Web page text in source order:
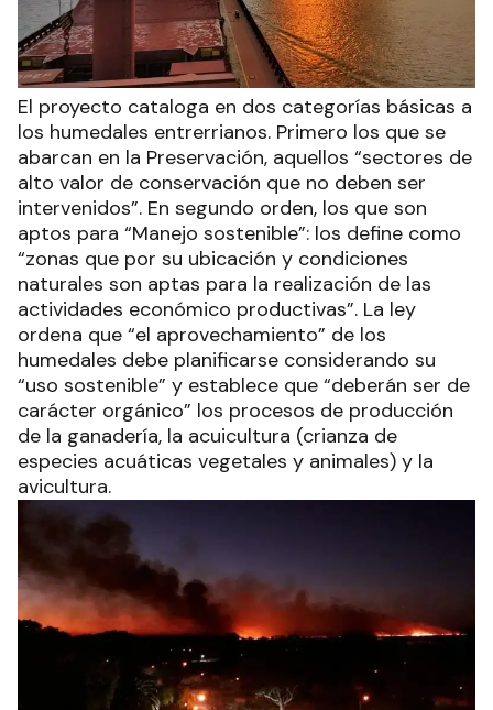
El proyecto cataloga en dos categorías básicas a
los humedales entrerrianos. Primero los que se
abarcan en la Preservación, aquellos “sectores de
alto valor de conservación que no deben ser
intervenidos”. En segundo orden, los que son
aptos para “Manejo sostenible”: los define como
“zonas que por su ubicación y condiciones
naturales son aptas para la realización de las
actividades económico productivas”. La ley
ordena que “el aprovechamiento” de los
humedales debe planificarse considerando su
“uso sostenible” y establece que “deberán ser de
carácter orgánico” los procesos de producción
de la ganadería, la acuicultura (crianza de
especies acuáticas vegetales y animales) y la
avicultura.